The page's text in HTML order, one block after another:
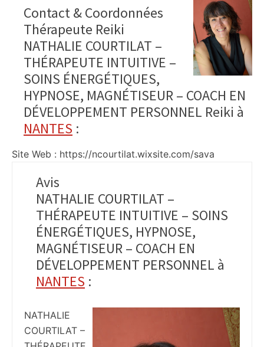
Contact & Coordonnées
Thérapeute Reiki
NATHALIE COURTILAT –
THÉRAPEUTE INTUITIVE –
SOINS ÉNERGÉTIQUES,
HYPNOSE, MAGNÉTISEUR – COACH EN
DÉVELOPPEMENT PERSONNEL Reiki à
NANTES :
Site Web : https://ncourtilat.wixsite.com/sava
Avis
NATHALIE COURTILAT –
THÉRAPEUTE INTUITIVE – SOINS
ÉNERGÉTIQUES, HYPNOSE,
MAGNÉTISEUR – COACH EN
DÉVELOPPEMENT PERSONNEL à
NANTES :
NATHALIE
COURTILAT –